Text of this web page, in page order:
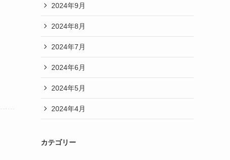
2024年9月
2024年8月
2024年7月
2024年6月
2024年5月
2024年4月
カテゴリー